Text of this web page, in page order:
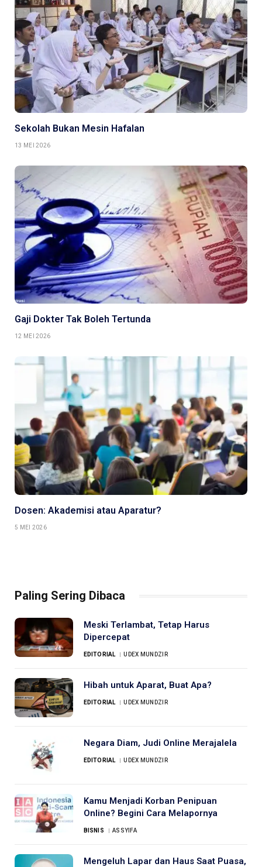
Sekolah Bukan Mesin Hafalan
13 MEI 2026
Gaji Dokter Tak Boleh Tertunda
12 MEI 2026
Dosen: Akademisi atau Aparatur?
5 MEI 2026
Paling Sering Dibaca
Meski Terlambat, Tetap Harus
Dipercepat
EDITORIAL UDEX MUNDZIR
Hibah untuk Aparat, Buat Apa?
EDITORIAL UDEX MUNDZIR
Negara Diam, Judi Online Merajalela
EDITORIAL UDEX MUNDZIR
Kamu Menjadi Korban Penipuan
Online? Begini Cara Melapornya
BISNIS ASSYIFA
Mengeluh Lapar dan Haus Saat Puasa,